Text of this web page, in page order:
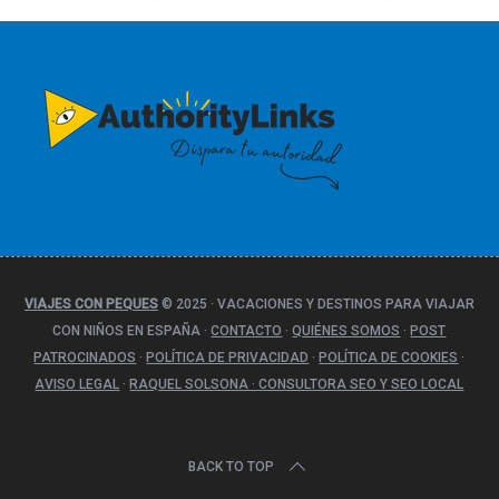
e
o
r
í
VIAJES CON PEQUES© 2025 · VACACIONES Y DESTINOS PARA VIAJAR
CON NIÑOS EN ESPAÑA · CONTACTO · QUIÉNES SOMOS · POST
PATROCINADOS · POLÍTICA DE PRIVACIDAD · POLÍTICA DE COOKIES ·
AVISO LEGAL · RAQUEL SOLSONA · CONSULTORA SEO Y SEO LOCAL
BACK TO TOP